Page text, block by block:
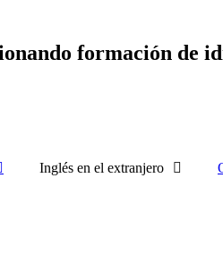
formación de
Inglés en el extranjero